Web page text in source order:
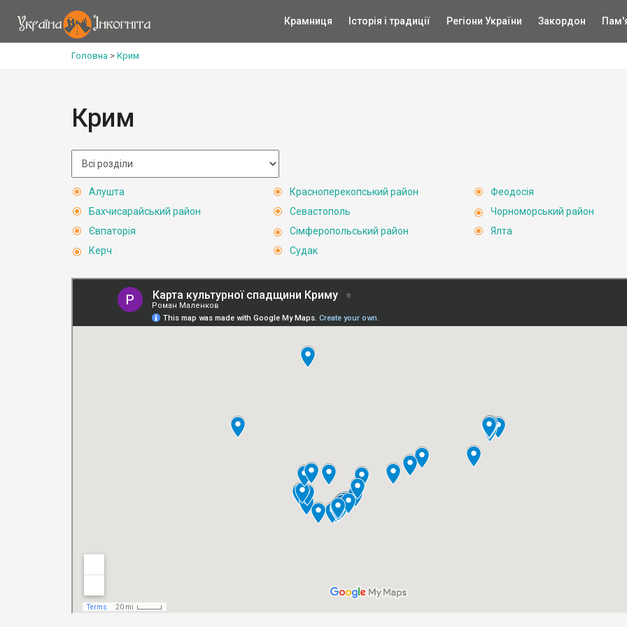
Крамниця Історія і традиції Регіони України Закордон
Головна > Крим
Крим
Алушта
Бахчисарайський район
Євпаторія
Керч
Красноперекопський район
Севастополь
Сімферопольський район
Судак
Феодосія
Чорноморський район
Ялта